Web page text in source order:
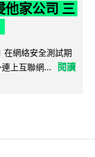
他家公司 三
網絡安全測試期
上互聯網...
閱讀